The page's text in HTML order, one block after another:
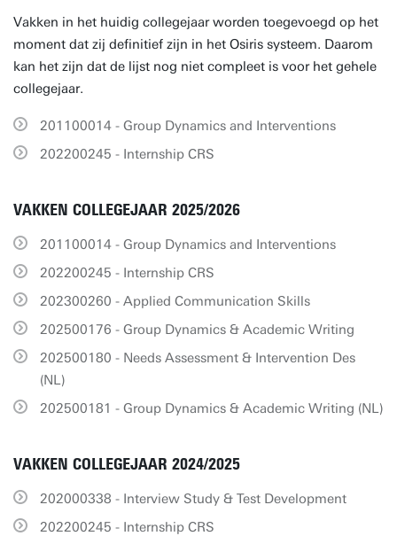
Vakken in het huidig collegejaar worden toegevoegd op het
moment dat zij definitief zijn in het Osiris systeem. Daarom
kan het zijn dat de lijst nog niet compleet is voor het gehele
collegejaar.
201100014 - Group Dynamics and Interventions
202200245 - Internship CRS
VAKKEN COLLEGEJAAR 2025/2026
201100014 - Group Dynamics and Interventions
202200245 - Internship CRS
202300260 - Applied Communication Skills
202500176 - Group Dynamics & Academic Writing
202500180 - Needs Assessment & Intervention Des
(NL)
202500181 - Group Dynamics & Academic Writing (NL)
VAKKEN COLLEGEJAAR 2024/2025
202000338 - Interview Study & Test Development
202200245 - Internship CRS